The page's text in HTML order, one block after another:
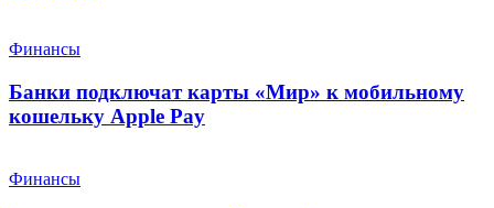
Финансы
Банки подключат карты «Мир» к мобильному
кошельку Apple Pay
Финансы